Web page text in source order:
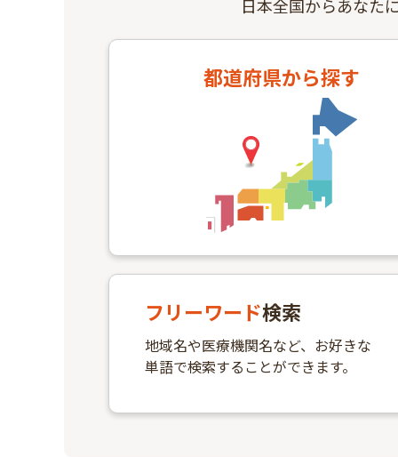
日本全国からあなた
都道府県から探す
フリーワード検索
地域名や医療機関名など、お好きな
単語で検索することができます。